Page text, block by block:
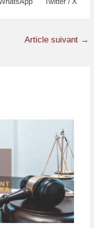
Article suivant →